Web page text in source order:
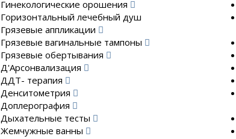
Гинекологические орошения
Горизонтальный лечебный душ
Грязевые аппликации
Грязевые вагинальные тампоны
Грязевые обертывания
Д'Арсонвализация
ДДТ- терапия
Денситометрия
Доплерография
Дыхательные тесты
Жемчужные ванны